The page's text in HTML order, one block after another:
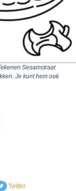
Sesamstraat
Je kunt hem ook
Twitter